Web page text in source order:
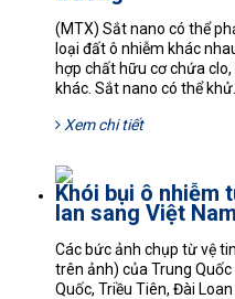
(MTX) Sắt nano có thể
loại đất ô nhiễm khác
hợp chất hữu cơ chứa
khác. Sắt nano có thể khử...
Xem chi tiết
Khói bụi ô nhiễm
lan sang Việt Nam
Các bức ảnh chụp từ vệ
trên ảnh) của Trung
Quốc, Triều Tiên, Đài